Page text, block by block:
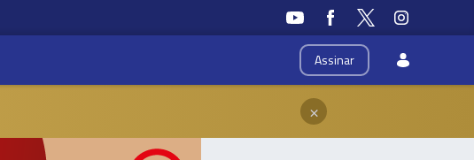
Assinar
×